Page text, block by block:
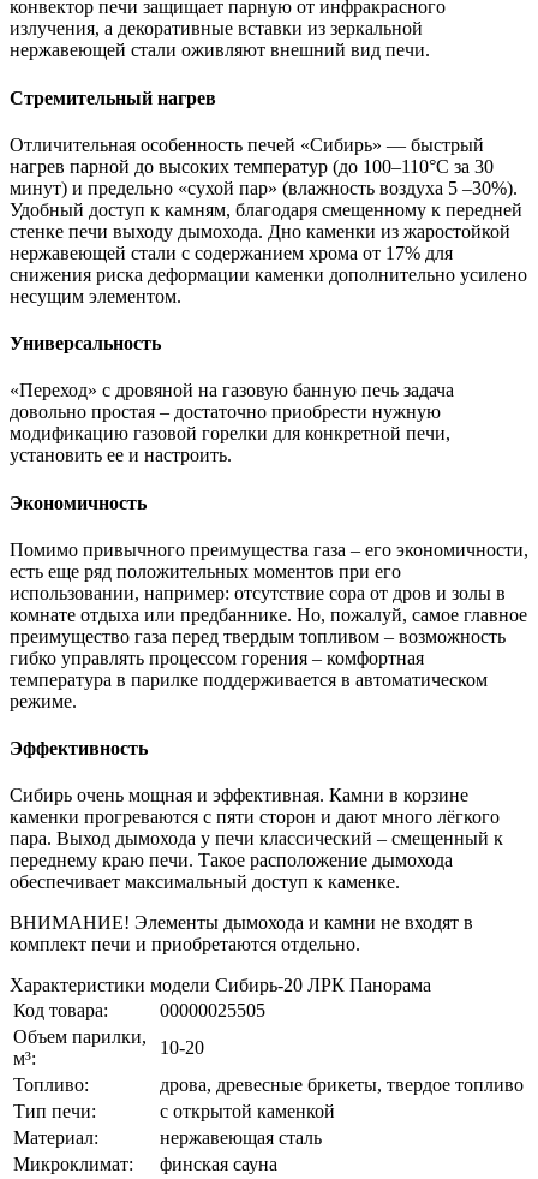
конвектор печи защищает парную от инфракрасного
излучения, а декоративные вставки из зеркальной
нержавеющей стали оживляют внешний вид печи.
Стремительный нагрев
Отличительная особенность печей «Сибирь» — быстрый
нагрев парной до высоких температур (до 100–110°С за 30
минут) и предельно «сухой пар» (влажность воздуха 5 –30%).
Удобный доступ к камням, благодаря смещенному к передней
стенке печи выходу дымохода. Дно каменки из жаростойкой
нержавеющей стали с содержанием хрома от 17% для
снижения риска деформации каменки дополнительно усилено
несущим элементом.
Универсальность
«Переход» с дровяной на газовую банную печь задача
довольно простая – достаточно приобрести нужную
модификацию газовой горелки для конкретной печи,
установить ее и настроить.
Экономичность
Помимо привычного преимущества газа – его экономичности,
есть еще ряд положительных моментов при его
использовании, например: отсутствие сора от дров и золы в
комнате отдыха или предбаннике. Но, пожалуй, самое главное
преимущество газа перед твердым топливом – возможность
гибко управлять процессом горения – комфортная
температура в парилке поддерживается в автоматическом
режиме.
Эффективность
Сибирь очень мощная и эффективная. Камни в корзине
каменки прогреваются с пяти сторон и дают много лёгкого
пара. Выход дымохода у печи классический – смещенный к
переднему краю печи. Такое расположение дымохода
обеспечивает максимальный доступ к каменке.
ВНИМАНИЕ! Элементы дымохода и камни не входят в
комплект печи и приобретаются отдельно.
Характеристики модели Сибирь-20 ЛРК Панорама
Код товара:
00000025505
Объем парилки,
м³:
10-20
Топливо:
дрова, древесные брикеты, твердое топливо
Тип печи:
с открытой каменкой
Материал:
нержавеющая сталь
Микроклимат:
финская сауна